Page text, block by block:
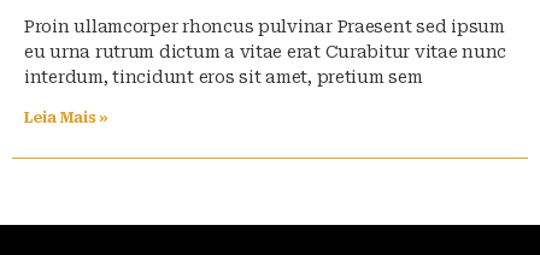
Proin ullamcorper rhoncus pulvinar Praesent sed ipsum
eu urna rutrum dictum a vitae erat Curabitur vitae nunc
interdum, tincidunt eros sit amet, pretium sem
Leia Mais »